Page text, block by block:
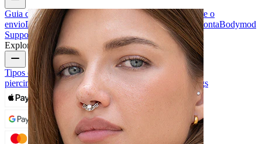
Guia de tamanhosSeguir encomendaInformações sobre o
envioDevolução e cancelamento PagamentoA minha contaBodymod
Support
Explore
Tipos de joias para piercingsMateriais das joias para
piercingsProblemas Comuns e Cuidados com Piercings